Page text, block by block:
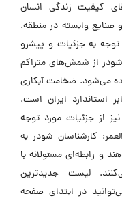
کیفیت زندگی انسان
صنایع وابسته در منطقه.
توجه به جزئیات و پیشرو
شودر از شمش‌های متراکم
می‌شود. ضخامت آبکاری
ایران است.
از جزئیات مورد توجه
کارشناسان شودر به
و رابطه‌ای مسئولانه با
لیست جدیدترین
در ابتدای صفحه